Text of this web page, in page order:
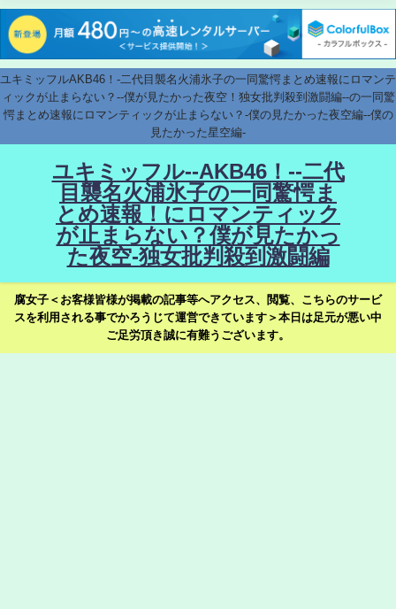
ユキミッフルAKB46！-二代目襲名火浦氷子の一同驚愕まとめ速報にロマンテ
ィックが止まらない？--僕が見たかった夜空！独女批判殺到激闘編--の一同驚
愕まとめ速報にロマンティックが止まらない？-僕の見たかった夜空編--僕の
見たかった星空編-
ユキミッフル--AKB46！--二代
目襲名火浦氷子の一同驚愕ま
とめ速報！にロマンティック
が止まらない？僕が見たかっ
た夜空-独女批判殺到激闘編
腐女子＜お客様皆様が掲載の記事等へアクセス、閲覧、こちらのサービ
スを利用される事でかろうじて運営できています＞本日は足元が悪い中
ご足労頂き誠に有難うございます。